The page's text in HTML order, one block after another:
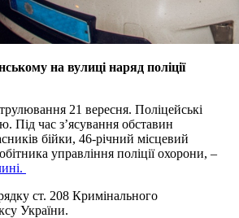
на вулиці наряд поліції
21 вересня. Поліцейські
Під час з’ясування обставин
бійки, 46-річний місцевий
управління поліції охорони, –
ст. 208 Кримінального
України.